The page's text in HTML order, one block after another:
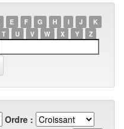
E F G H I J
K
T U V W X Y Z
Ordre :